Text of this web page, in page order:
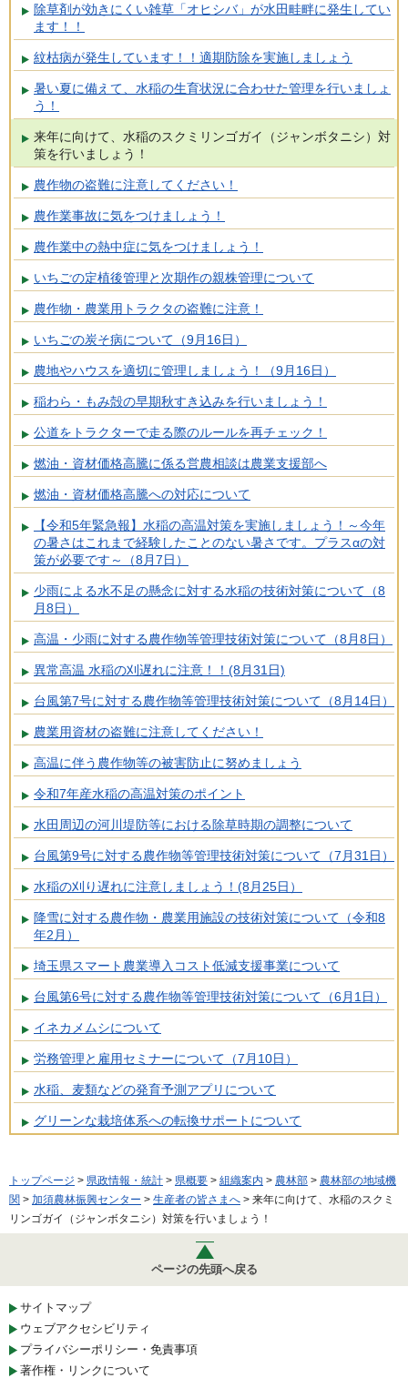
除草剤が効きにくい雑草「オヒシバ」が水田畦畔に発生してい
ます！！
紋枯病が発生しています！！適期防除を実施しましょう
暑い夏に備えて、水稲の生育状況に合わせた管理を行いましょ
う！
来年に向けて、水稲のスクミリンゴガイ（ジャンボタニシ）対
策を行いましょう！
農作物の盗難に注意してください！
農作業事故に気をつけましょう！
農作業中の熱中症に気をつけましょう！
いちごの定植後管理と次期作の親株管理について
農作物・農業用トラクタの盗難に注意！
いちごの炭そ病について（9月16日）
農地やハウスを適切に管理しましょう！（9月16日）
稲わら・もみ殻の早期秋すき込みを行いましょう！
公道をトラクターで走る際のルールを再チェック！
燃油・資材価格高騰に係る営農相談は農業支援部へ
燃油・資材価格高騰への対応について
【令和5年緊急報】水稲の高温対策を実施しましょう！～今年
の暑さはこれまで経験したことのない暑さです。プラスαの対
策が必要です～（8月7日）
少雨による水不足の懸念に対する水稲の技術対策について（8
月8日）
高温・少雨に対する農作物等管理技術対策について（8月8日）
異常高温 水稲の刈遅れに注意！！(8月31日)
台風第7号に対する農作物等管理技術対策について（8月14日）
農業用資材の盗難に注意してください！
高温に伴う農作物等の被害防止に努めましょう
令和7年産水稲の高温対策のポイント
水田周辺の河川堤防等における除草時期の調整について
台風第9号に対する農作物等管理技術対策について（7月31日）
水稲の刈り遅れに注意しましょう！(8月25日）
降雪に対する農作物・農業用施設の技術対策について（令和8
年2月）
埼玉県スマート農業導入コスト低減支援事業について
台風第6号に対する農作物等管理技術対策について（6月1日）
イネカメムシについて
労務管理と雇用セミナーについて（7月10日）
水稲、麦類などの発育予測アプリについて
グリーンな栽培体系への転換サポートについて
トップページ > 県政情報・統計 > 県概要 > 組織案内 > 農林部 > 農林部の地域機
関 > 加須農林振興センター > 生産者の皆さまへ > 来年に向けて、水稲のスクミ
リンゴガイ（ジャンボタニシ）対策を行いましょう！
ページの先頭へ戻る
サイトマップ
ウェブアクセシビリティ
プライバシーポリシー・免責事項
著作権・リンクについて